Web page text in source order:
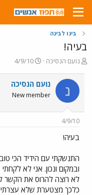
בינו לבינה
בעיה!
פ
ח
ה
ו
ש
נועם הנסיכה
פ
ס
ם
ת
4/9/10
נ נועם הנסיכה
New member
4/9/10
בעיה!
התנשקתי עם הידיד הכי
ובמקום ונכון. אני לא
לא רוצה להרוס את הקשר
כלכך מצטערת שלא עצרתי